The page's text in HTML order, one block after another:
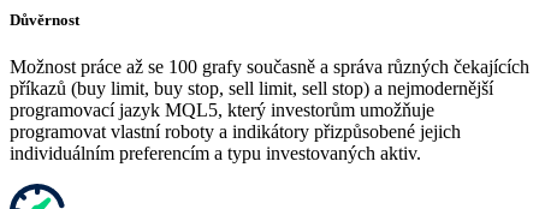
Důvěrnost
Možnost práce až se 100 grafy současně a správa různých čekajících
příkazů (buy limit, buy stop, sell limit, sell stop) a nejmodernější
programovací jazyk MQL5, který investorům umožňuje
programovat vlastní roboty a indikátory přizpůsobené jejich
individuálním preferencím a typu investovaných aktiv.